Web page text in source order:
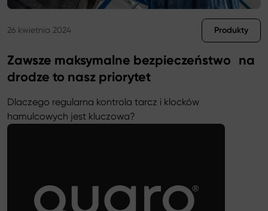
26 kwietnia 2024 Produkty
Zawsze maksymalne bezpieczeństwo na
drodze to nasz priorytet
Dlaczego regularna kontrola tarcz i klocków
hamulcowych jest kluczowa?
Przejdź do wpisu Zawsze maksymalne bezpieczeństwo